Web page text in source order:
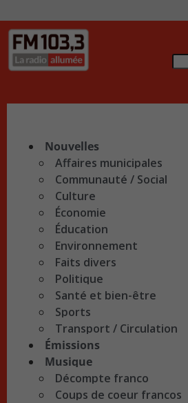
Nouvelles
Affaires municipales
Communauté / Social
Culture
Économie
Éducation
Environnement
Faits divers
Politique
Santé et bien-être
Sports
Transport / Circulation
Émissions
Musique
Décompte franco
Coups de coeur francos